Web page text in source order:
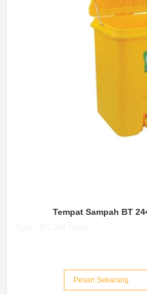
Tempat Sampah BT
Pesan Sekarang